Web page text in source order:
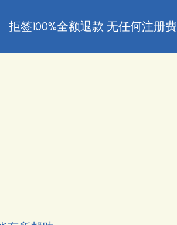
拒签100%全额退款 无任何注册费